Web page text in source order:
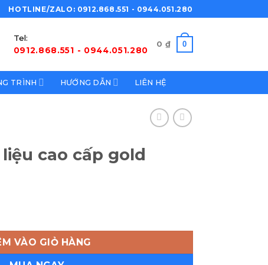
HOTLINE/ZALO: 0912.868.551 - 0944.051.280
Tel:
0912.868.551 - 0944.051.280
0 ₫ 0
TRÌNH HƯỚNG DẪN LIÊN HỆ
cao cấp gold
số lượng
VÀO GIỎ HÀNG